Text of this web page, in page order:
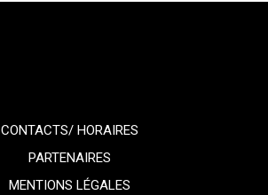
CONTACTS/ HORAIRES
PARTENAIRES
MENTIONS LÉGALES